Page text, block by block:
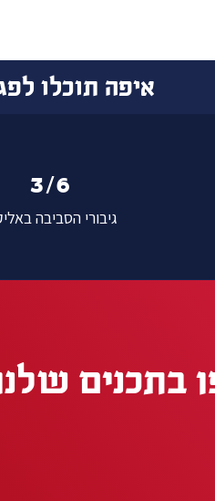
איפה תוכלו
3/6
גיבורי הסביבה
בתכנים